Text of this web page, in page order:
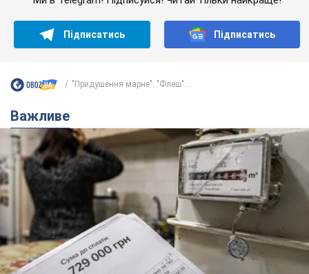
Підписатись Підписатись
"Придушення марне": "Флеш"...
Важливе